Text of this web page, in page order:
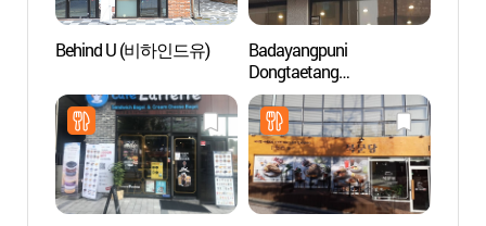
Behind U (비하인드유)
Badayangpuni
Dongtaetang
Wonjhyeoksin(바다양푼이
동태탕 원주혁신)